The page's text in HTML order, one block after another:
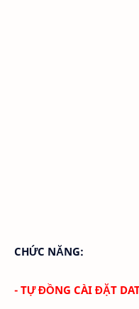
CHỨC NĂNG:
- TỰ ĐỒNG CÀI ĐẶT